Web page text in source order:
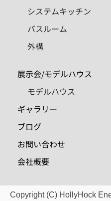
システムキッチン
バスルーム
外構
展示会/モデルハウス
モデルハウス
ギャラリー
ブログ
お問い合わせ
会社概要
Copyright (C) HollyHock